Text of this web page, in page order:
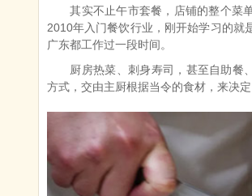
其实不止午市套餐，店铺的整个菜
2010年入门餐饮行业，刚开始学习的就
广东都工作过一段时间。
厨房热菜、刺身寿司，甚至自助餐
方式，交由主厨根据当令的食材，来决